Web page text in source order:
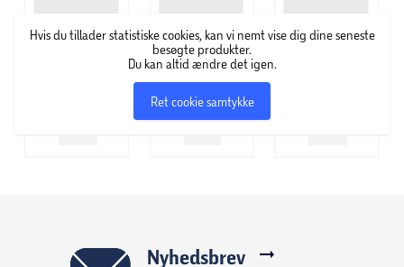
Hvis du tillader statistiske cookies, kan vi nemt vise dig dine seneste
besøgte produkter.
Du kan altid ændre det igen.
Ret cookie samtykke
Nyhedsbrev